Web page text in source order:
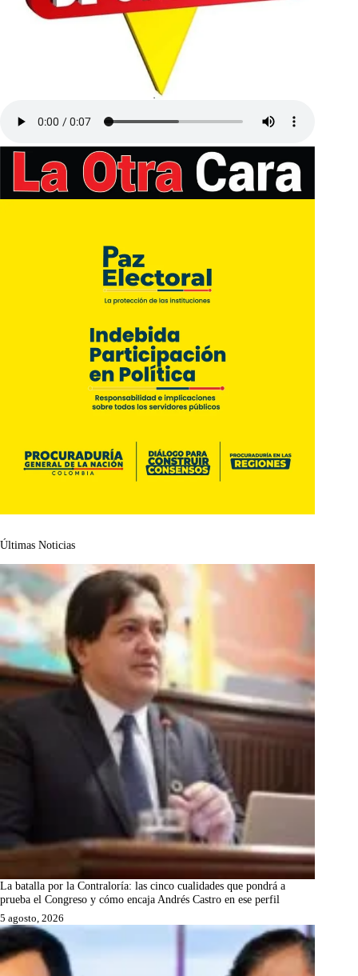
Últimas Noticias
La batalla por la Contraloría: las cinco cualidades que pondrá a
prueba el Congreso y cómo encaja Andrés Castro en ese perfil
5 agosto, 2026